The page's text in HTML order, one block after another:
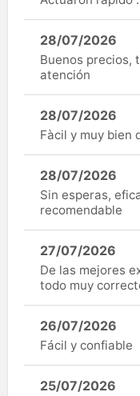
28/07/2026
Buenos precios,
atención
28/07/2026
Fàcil y muy bien
28/07/2026
Sin esperas,
recomendable
27/07/2026
De las mejores
todo muy
26/07/2026
Fácil y confiable
25/07/2026